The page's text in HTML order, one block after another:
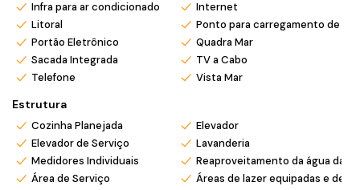
🌴 Aproveite o melhor de Balneário Piçarras — tranquilidade,
praia e qualidade de vida em um só lugar!
Localização privilegiada
próxima a mercados,
restaurantes e comércios locais.
catarinense!
*Valor e disponibilidade sujeito a confirmação.
*Atendemos também em finais de semana e feriados com
pré agendamento.
Infra para ar condicionado
Internet
Litoral
Ponto para carregamento de
Portão Eletrônico
Quadra Mar
Sacada Integrada
TV a Cabo
Telefone
Vista Mar
Estrutura
Cozinha Planejada
Elevador
Elevador de Serviço
Lavanderia
Medidores Individuais
Reaproveitamento da água da
Área de Serviço
Áreas de lazer equipadas e